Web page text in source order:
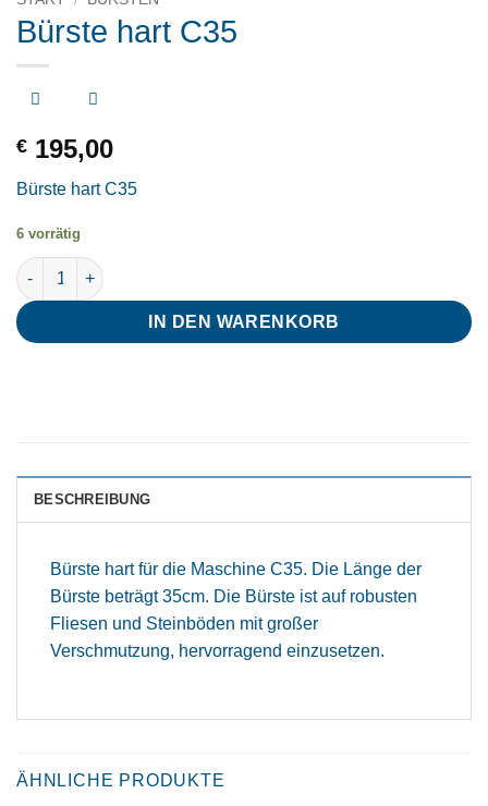
Bürste hart C35
€ 195,00
Bürste hart C35
6 vorrätig
Bürste hart C35 Menge
IN DEN WARENKORB
BESCHREIBUNG
Bürste hart für die Maschine C35. Die Länge der
Bürste beträgt 35cm. Die Bürste ist auf robusten
Fliesen und Steinböden mit großer
Verschmutzung, hervorragend einzusetzen.
ÄHNLICHE PRODUKTE